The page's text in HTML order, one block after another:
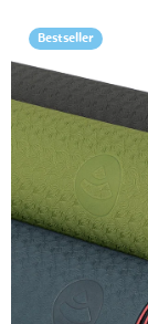
5-
ből
Bestseller